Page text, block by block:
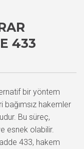
433
bir yöntem
hakemler
Bu süreç,
esnek olabilir.
433, hakem